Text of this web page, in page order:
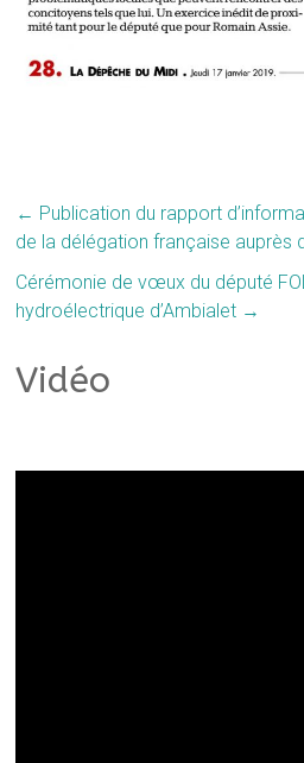
← Publication du rapport
de la délégation française auprès
Cérémonie de vœux du député
hydroélectrique d’Ambialet →
Vidéo